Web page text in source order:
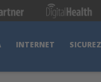
INTERNET